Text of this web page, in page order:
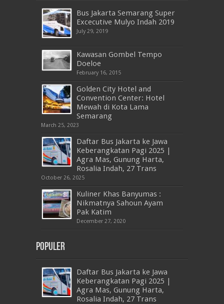
Bus Jakarta Semarang Super
Excecutive Mulyo Indah 2019
July 29, 2019
Kawasan Gombel Tempo
Doeloe
February 16, 2015
Golden City Hotel and
Convention Center: Hotel
Mewah di Kota Lama
Semarang
March 25, 2023
Daftar Bus Jakarta ke Jawa
Keberangkatan Pagi 2025 |
Agra Mas, Gunung Harta,
Rosalia Indah, 27 Trans
October 26, 2025
Kuliner Khas Banyumas :
Nikmatnya Sahoun Ayam
Pak Katim
December 27, 2020
Populer
Daftar Bus Jakarta ke Jawa
Keberangkatan Pagi 2025 |
Agra Mas, Gunung Harta,
Rosalia Indah, 27 Trans